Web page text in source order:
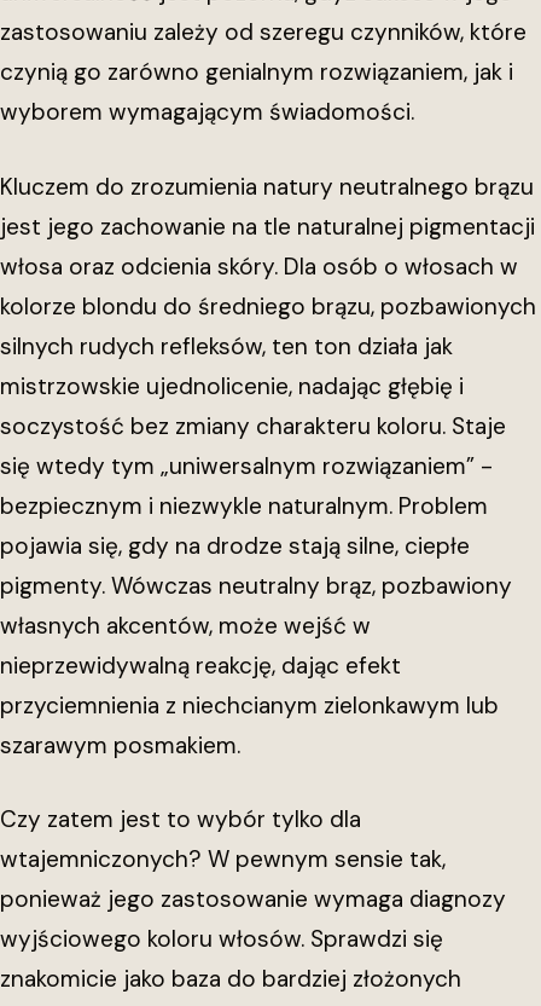
zastosowaniu zależy od szeregu czynników, które
czynią go zarówno genialnym rozwiązaniem, jak i
wyborem wymagającym świadomości.
Kluczem do zrozumienia natury neutralnego brązu
jest jego zachowanie na tle naturalnej pigmentacji
włosa oraz odcienia skóry. Dla osób o włosach w
kolorze blondu do średniego brązu, pozbawionych
silnych rudych refleksów, ten ton działa jak
mistrzowskie ujednolicenie, nadając głębię i
soczystość bez zmiany charakteru koloru. Staje
się wtedy tym „uniwersalnym rozwiązaniem” -
bezpiecznym i niezwykle naturalnym. Problem
pojawia się, gdy na drodze stają silne, ciepłe
pigmenty. Wówczas neutralny brąz, pozbawiony
własnych akcentów, może wejść w
nieprzewidywalną reakcję, dając efekt
przyciemnienia z niechcianym zielonkawym lub
szarawym posmakiem.
Czy zatem jest to wybór tylko dla
wtajemniczonych? W pewnym sensie tak,
ponieważ jego zastosowanie wymaga diagnozy
wyjściowego koloru włosów. Sprawdzi się
znakomicie jako baza do bardziej złożonych